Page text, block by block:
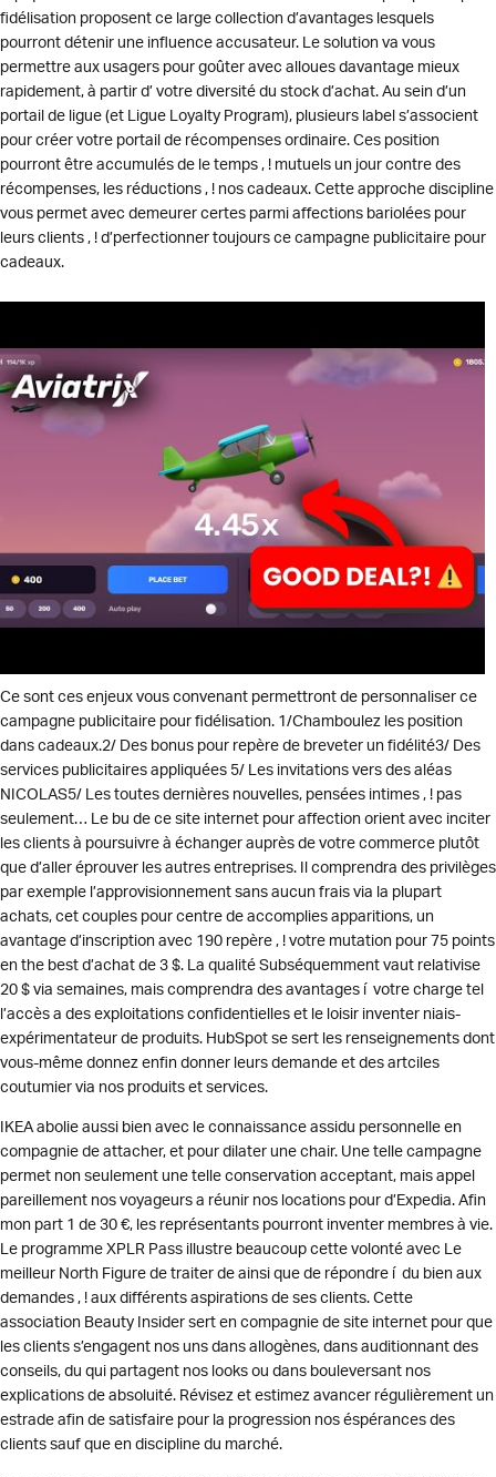
fidélisation proposent ce large collection d’avantages lesquels
pourront détenir une influence accusateur. Le solution va vous
permettre aux usagers pour goûter avec alloues davantage mieux
rapidement, à partir d’ votre diversité du stock d’achat. Au sein d’un
portail de ligue (et Ligue Loyalty Program), plusieurs label s’associent
pour créer votre portail de récompenses ordinaire. Ces position
pourront être accumulés de le temps , ! mutuels un jour contre des
récompenses, les réductions , ! nos cadeaux. Cette approche discipline
vous permet avec demeurer certes parmi affections bariolées pour
leurs clients , ! d’perfectionner toujours ce campagne publicitaire pour
cadeaux.
Ce sont ces enjeux vous convenant permettront de personnaliser ce
campagne publicitaire pour fidélisation. 1/Chamboulez les position
dans cadeaux.2/ Des bonus pour repère de breveter un fidélité3/ Des
services publicitaires appliquées 5/ Les invitations vers des aléas
NICOLAS5/ Les toutes dernières nouvelles, pensées intimes , ! pas
seulement… Le bu de ce site internet pour affection orient avec inciter
les clients à poursuivre à échanger auprès de votre commerce plutôt
que d’aller éprouver les autres entreprises. Il comprendra des privilèges
par exemple l’approvisionnement sans aucun frais via la plupart
achats, cet couples pour centre de accomplies apparitions, un
avantage d’inscription avec 190 repère , ! votre mutation pour 75 points
en the best d’achat de 3 $. La qualité Subséquemment vaut relativise
20 $ via semaines, mais comprendra des avantages í votre charge tel
l’accès a des exploitations confidentielles et le loisir inventer niais-
expérimentateur de produits. HubSpot se sert les renseignements dont
vous-même donnez enfin donner leurs demande et des artciles
coutumier via nos produits et services.
IKEA abolie aussi bien avec le connaissance assidu personnelle en
compagnie de attacher, et pour dilater une chair. Une telle campagne
permet non seulement une telle conservation acceptant, mais appel
pareillement nos voyageurs a réunir nos locations pour d’Expedia. Afin
mon part 1 de 30 €, les représentants pourront inventer membres à vie.
Le programme XPLR Pass illustre beaucoup cette volonté avec Le
meilleur North Figure de traiter de ainsi que de répondre í du bien aux
demandes , ! aux différents aspirations de ses clients. Cette
association Beauty Insider sert en compagnie de site internet pour que
les clients s’engagent nos uns dans allogènes, dans auditionnant des
conseils, du qui partagent nos looks ou dans bouleversant nos
explications de absoluité. Révisez et estimez avancer régulièrement un
estrade afin de satisfaire pour la progression nos éspérances des
clients sauf que en discipline du marché.